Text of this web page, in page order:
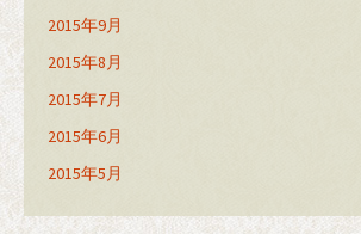
2015年9月
2015年8月
2015年7月
2015年6月
2015年5月